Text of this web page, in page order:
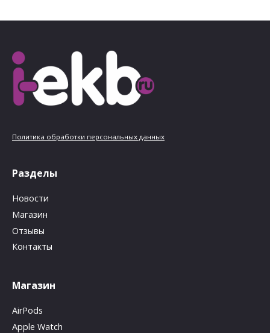
Политика обработки персональных данных
Разделы
Новости
Магазин
Отзывы
Контакты
Магазин
AirPods
Apple Watch